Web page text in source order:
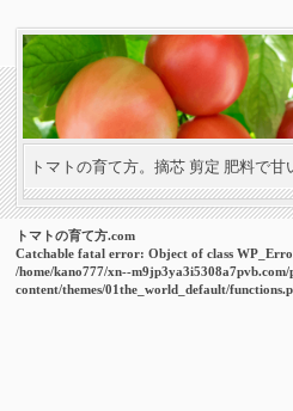
トマトの育て方。摘芯 剪定 肥料で甘
トマトの育て方.com
Catchable fatal error: Object of class
/home/kano777/xn--
content/themes/01the_world_default/